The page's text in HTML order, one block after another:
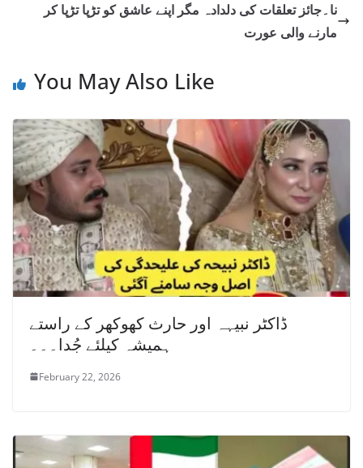
نا۔جائز تعلقات کی دلدادہ مگر اپنے عاشق کو تڑپا تڑپا کر
مارنے والی عورت
You May Also Like
ڈاکٹر نبیہہ اور حارث کھوکھر کے راستے
ہمیشہ کیلئے جُدا۔۔۔
February 22, 2026